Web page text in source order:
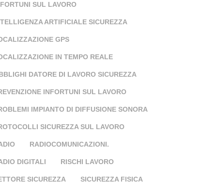
SUL LAVORO
ARTIFICIALE SICUREZZA
GPS
IN TEMPO REALE
DATORE DI LAVORO SICUREZZA
INFORTUNI SUL LAVORO
IMPIANTO DI DIFFUSIONE SONORA
SICUREZZA SUL LAVORO
RADIOCOMUNICAZIONI.
DIGITALI RISCHI LAVORO
SICUREZZA SICUREZZA FISICA